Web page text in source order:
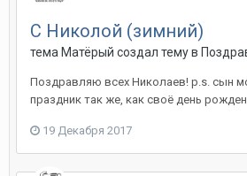
С Николой (зимний)
тема Матёрый создал тему в
Поздравляю всех Николаев! p.s. сын
праздник так же, как своё день
19 Декабря 2017